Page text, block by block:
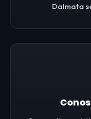
Dalmata